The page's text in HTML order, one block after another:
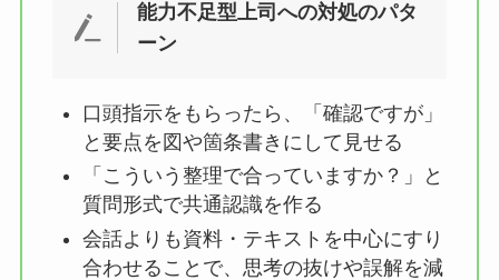
能力不足型上司への対処のパタ
ーン
口頭指示をもらったら、「確認ですが」
と要点を図や箇条書きにして見せる
「こういう整理で合っていますか？」と
質問形式で共通認識を作る
会話よりも資料・テキストを中心にすり
合わせることで、思考の抜けや誤解を減